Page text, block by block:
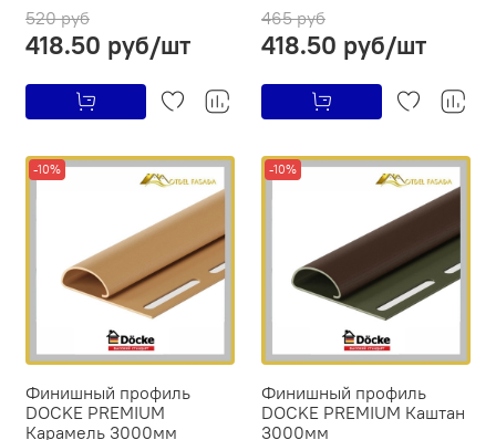
520 руб
418.50 руб/шт
465 руб
418.50 руб/шт
-10%
Финишный профиль
DOCKE PREMIUM
Карамель 3000мм
-10%
Финишный профиль
DOCKE PREMIUM Каштан
3000мм